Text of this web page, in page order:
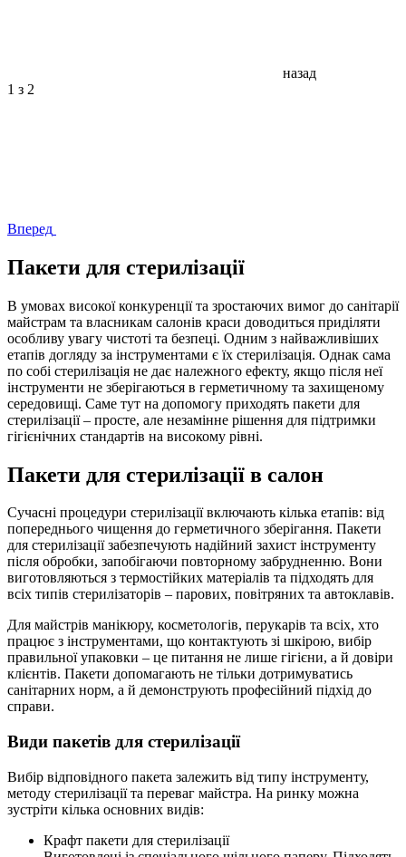
назад
1 з 2
Вперед
Пакети для стерилізації
В умовах високої конкуренції та зростаючих вимог до санітарії
майстрам та власникам салонів краси доводиться приділяти
особливу увагу чистоті та безпеці. Одним з найважливіших
етапів догляду за інструментами є їх стерилізація. Однак сама
по собі стерилізація не дає належного ефекту, якщо після неї
інструменти не зберігаються в герметичному та захищеному
середовищі. Саме тут на допомогу приходять пакети для
стерилізації – просте, але незамінне рішення для підтримки
гігієнічних стандартів на високому рівні.
Пакети для стерилізації в салон
Сучасні процедури стерилізації включають кілька етапів: від
попереднього чищення до герметичного зберігання. Пакети
для стерилізації забезпечують надійний захист інструменту
після обробки, запобігаючи повторному забрудненню. Вони
виготовляються з термостійких матеріалів та підходять для
всіх типів стерилізаторів – парових, повітряних та автоклавів.
Для майстрів манікюру, косметологів, перукарів та всіх, хто
працює з інструментами, що контактують зі шкірою, вибір
правильної упаковки – це питання не лише гігієни, а й довіри
клієнтів. Пакети допомагають не тільки дотримуватись
санітарних норм, а й демонструють професійний підхід до
справи.
Види пакетів для стерилізації
Вибір відповідного пакета залежить від типу інструменту,
методу стерилізації та переваг майстра. На ринку можна
зустріти кілька основних видів:
Крафт пакети для стерилізації